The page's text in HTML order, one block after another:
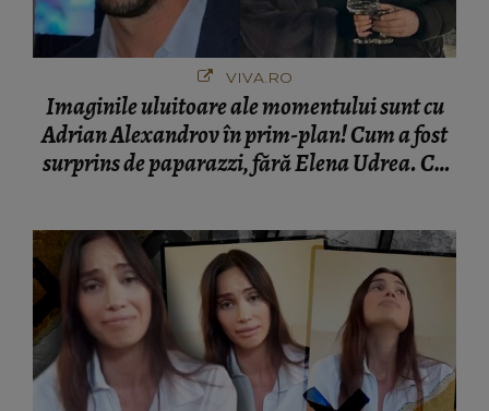
Imaginile uluitoare ale momentului sunt cu
Adrian Alexandrov în prim-plan! Cum a fost
surprins de paparazzi, fără Elena Udrea. Cu
cine s-a întâlnit partenerul fostei politiciene în
București! Gestul lui...
WOWBIZ.RO